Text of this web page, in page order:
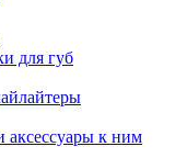
для губ
к ним